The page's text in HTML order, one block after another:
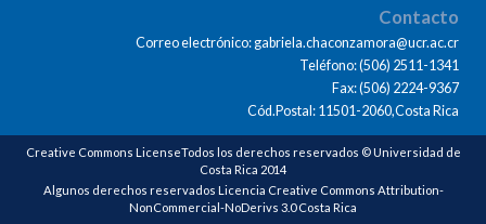
Contacto
Correo electrónico: gabriela.chaconzamora@ucr.ac.cr
Teléfono: (506) 2511-1341
Fax: (506) 2224-9367
Cód.Postal: 11501-2060,Costa Rica
Creative Commons LicenseTodos los derechos reservados © Universidad de
Costa Rica 2014
Algunos derechos reservados Licencia Creative Commons Attribution-
NonCommercial-NoDerivs 3.0 Costa Rica